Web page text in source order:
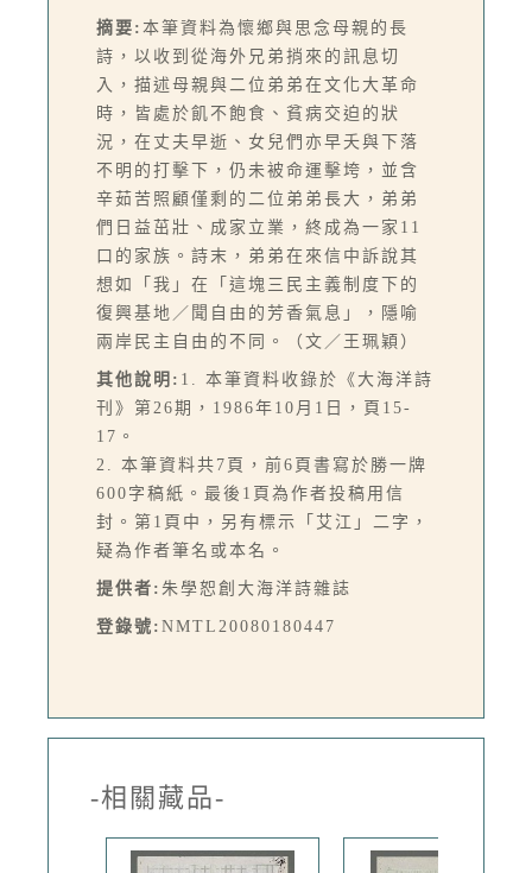
摘要: 本筆資料為懷鄉與思念母親的長
詩，以收到從海外兄弟捎來的訊息切
入，描述母親與二位弟弟在文化大革命
時，皆處於飢不飽食、貧病交迫的狀
況，在丈夫早逝、女兒們亦早夭與下落
不明的打擊下，仍未被命運擊垮，並含
辛茹苦照顧僅剩的二位弟弟長大，弟弟
們日益茁壯、成家立業，終成為一家11
口的家族。詩末，弟弟在來信中訴說其
想如「我」在「這塊三民主義制度下的
復興基地／聞自由的芳香氣息」，隱喻
兩岸民主自由的不同。（文／王珮穎）
其他說明: 1. 本筆資料收錄於《大海洋詩
刊》第26期，1986年10月1日，頁15-
17。
2. 本筆資料共7頁，前6頁書寫於勝一牌
600字稿紙。最後1頁為作者投稿用信
封。第1頁中，另有標示「艾江」二字，
疑為作者筆名或本名。
提供者: 朱學恕創大海洋詩雜誌
登錄號: NMTL20080180447
-相關藏品-